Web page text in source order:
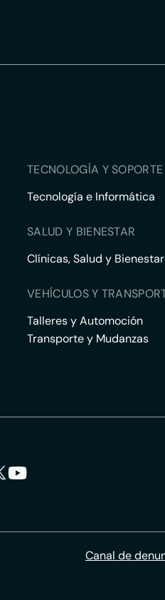
TECNOLOGÍA Y
Tecnología e Informática
SALUD Y BIENESTAR
Clínicas, Salud y Bienestar
VEHÍCULOS Y
Talleres y Automoción
Transporte y Mudanzas
Canal de